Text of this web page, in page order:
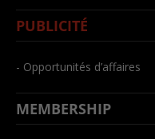
PUBLICITÉ
- Opportunités d’affaires
MEMBERSHIP